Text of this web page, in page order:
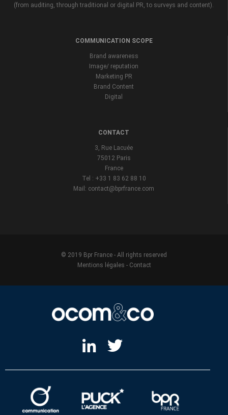
(from auditing, through traditional or digital PR, to surveys and content).
COMMUNICATION SCOPE
Brand awareness
Image/ reputation
Marketing PR
Brand Content
Digital
CONTACT
3, Rue Lacuée
75012 Paris
France
Tel : +33 1 83 62 88 10
Mail: contact@bprfrance.com
© 2019 Bpr France - All rights reserved
Mentions légales - Contact